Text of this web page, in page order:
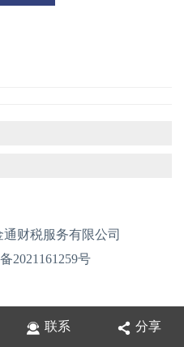
财税服务有限公司
2021161259号
联系 分享